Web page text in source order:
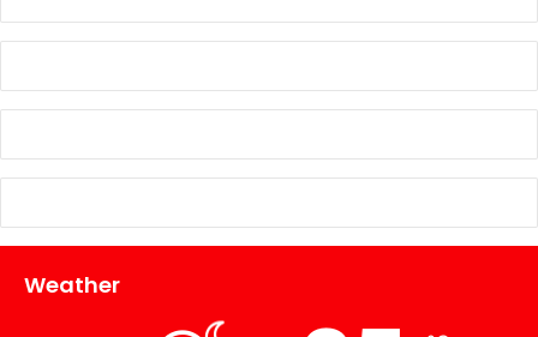
Weather